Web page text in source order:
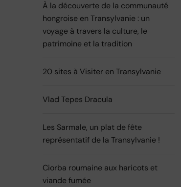
À la découverte de la communauté
hongroise en Transylvanie : un
voyage à travers la culture, le
patrimoine et la tradition
20 sites à Visiter en Transylvanie
Vlad Tepes Dracula
Les Sarmale, un plat de fête
représentatif de la Transylvanie !​
Ciorba roumaine aux haricots et
viande fumée